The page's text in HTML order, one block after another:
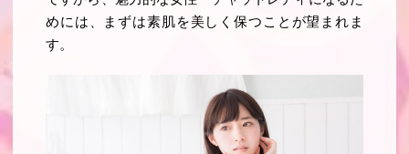
めには、まずは素肌を美しく保つことが望まれま
す。